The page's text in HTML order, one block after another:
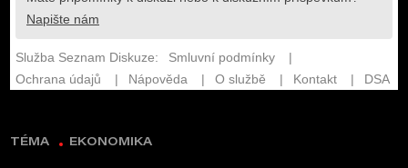
TÉMA EKONOMIKA